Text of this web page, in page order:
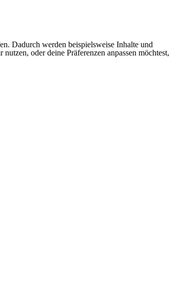
Dadurch werden beispielsweise Inhalte und
oder deine Präferenzen anpassen möchtest,